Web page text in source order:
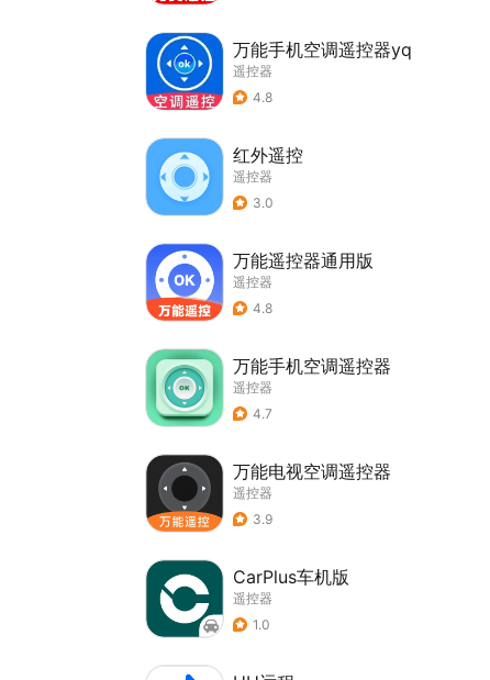
万能手机空调遥控器yq
遥控器
4.8
红外遥控
遥控器
3.0
万能遥控器通用版
遥控器
4.8
万能手机空调遥控器
遥控器
4.7
万能电视空调遥控器
遥控器
3.9
CarPlus车机版
遥控器
1.0